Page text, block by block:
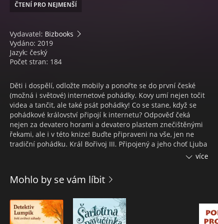
ČTENÍ PRO NEJMENŠÍ
Vydavatel: Bizbooks
Vydáno: 2019
Jazyk: český
Počet stran: 184
Děti i dospělí, odložte mobily a ponořte se do první české
(možná i světové) internetové pohádky. Kovy umí nejen točit
videa a tančit, ale také psát pohádky! Co se stane, když se
pohádkové království připojí k internetu? Odpověď čeká
nejen za devatero horami a devatero plastem znečištěnými
řekami, ale i v této knize! Buďte připraveni na vše, jen ne
tradiční pohádku. Král Bořivoj III. Připojený a jeho choť Ljuba
IV., vévodkyně ze Swiperightova musí provdat svou dceru
by ho princezna se svými kamarádkami – dcerou krejčího
sítích desetitisíce – čekaly.
více
Mohlo by se vám líbit